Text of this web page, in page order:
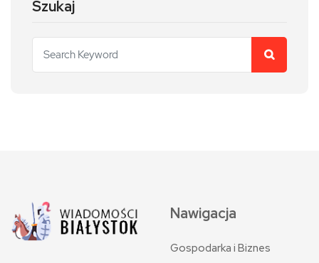
Szukaj
Nawigacja
Gospodarka i Biznes